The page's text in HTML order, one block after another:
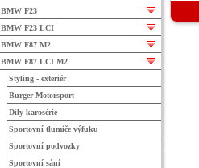
BMW F23
BMW F23 LCI
BMW F87 M2
BMW F87 LCI M2
Styling - exteriér
Burger Motorsport
Díly karosérie
Sportovní tlumiče výfuku
Sportovní podvozky
Sportovní sání